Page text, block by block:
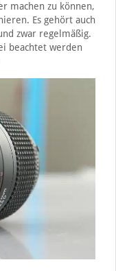
machen zu können,
Es gehört auch
zwar regelmäßig.
beachtet werden